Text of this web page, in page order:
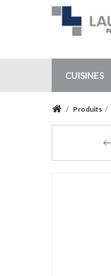
CUISINES
/ Produits /